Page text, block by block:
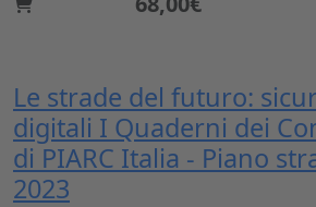
Le strade del futuro:
digitali I Quaderni dei
di PIARC Italia - Piano
2023